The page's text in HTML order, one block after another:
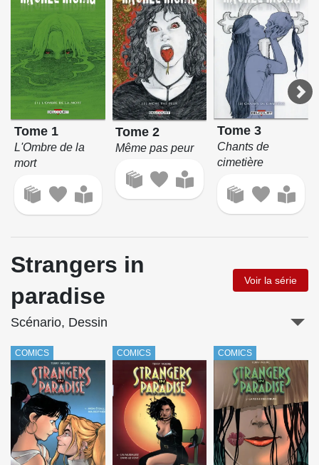
Tome 1
L'Ombre de la
mort
Tome 2
Même pas peur
Tome 3
Chants de
cimetière
Strangers in
paradise
Voir la série
Scénario, Dessin
COMICS COMICS COMICS